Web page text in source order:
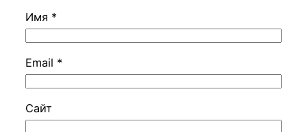
Имя *
Email *
Сайт